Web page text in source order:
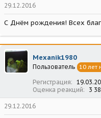
29.12.2016
С Днём рождения! Всех
Mexanik1980
Пользователь 10 лет
Регистрация
Оценка реакций
3
29.12.2016